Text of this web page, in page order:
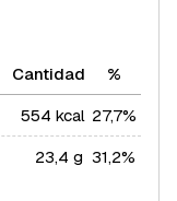
Cantidad
%
554 kcal 27,7%
23,4 g 31,2%